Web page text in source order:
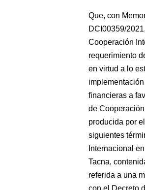
Que, con
DCI00359/
Cooperación
requerimiento
en virtud a lo
financieras a
de
producida por
siguientes
Internacional
Tacna,
referida a una
con el Decreto